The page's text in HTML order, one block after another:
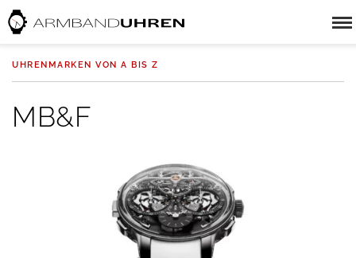
UHRENMARKEN VON A BIS Z
MB&F